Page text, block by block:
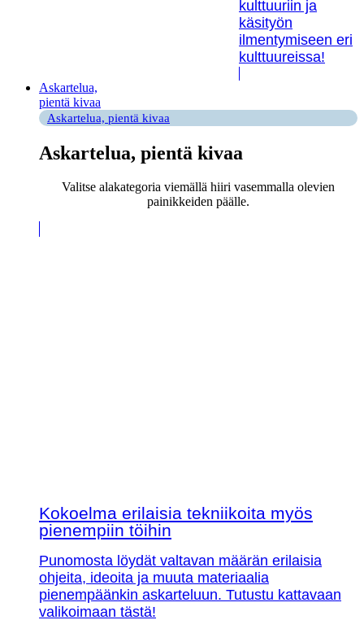
kulttuuriin ja
käsityön
ilmentymiseen eri
kulttuureissa!
Askartelua,
pientä kivaa
Askartelua, pientä kivaa
Askartelua, pientä kivaa
Valitse alakategoria viemällä hiiri vasemmalla olevien
painikkeiden päälle.
Kokoelma erilaisia tekniikoita myös
pienempiin töihin
Punomosta löydät valtavan määrän erilaisia
ohjeita, ideoita ja muuta materiaalia
pienempäänkin askarteluun. Tutustu kattavaan
valikoimaan tästä!